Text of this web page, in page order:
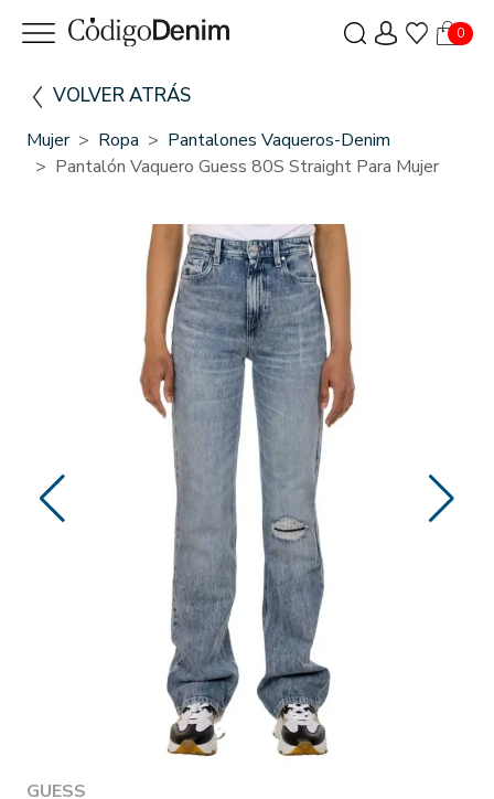
0
VOLVER ATRÁS
Mujer Ropa
Pantalones Vaqueros-Denim
Pantalón Vaquero Guess 80S Straight Para Mujer
GUESS